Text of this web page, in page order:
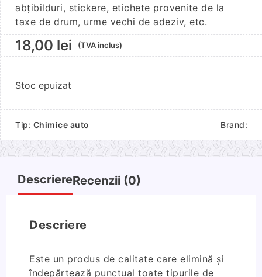
abțibilduri, stickere, etichete provenite de la
taxe de drum, urme vechi de adeziv, etc.
18,00 lei (TVA inclus)
Stoc epuizat
Tip: Chimice auto Brand:
DescriereRecenzii (0)
Descriere
Este un produs de calitate care elimină și
îndepărtează punctual toate tipurile de